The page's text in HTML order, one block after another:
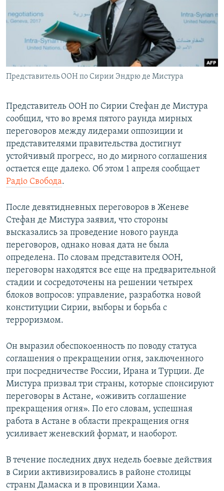
ПОБЕДИТЕЛЕЙ НЕ СУДЯТ?
КРЫМ.НЕПОКОРЕННЫЙ
ELIFBE
УКРАИНСКАЯ ПРОБЛЕМА КРЫМА
Все сайты RFE/RL
Представитель ООН по Сирии Эндрю де Мистура
Представитель ООН по Сирии Стефан де Мистура
сообщил, что во время пятого раунда мирных
переговоров между лидерами оппозиции и
представителями правительства достигнут
устойчивый прогресс, но до мирного соглашения
остается еще далеко. Об этом 1 апреля сообщает
Радіо Свобода.
После девятидневных переговоров в Женеве
Стефан де Мистура заявил, что стороны
высказались за проведение нового раунда
переговоров, однако новая дата не была
определена. По словам представителя ООН,
переговоры находятся все еще на предварительной
стадии и сосредоточены на решении четырех
блоков вопросов: управление, разработка новой
конституции Сирии, выборы и борьба с
терроризмом.
Он выразил обеспокоенность по поводу статуса
соглашения о прекращении огня, заключенного
при посредничестве России, Ирана и Турции. Де
Мистура призвал три страны, которые спонсируют
переговоры в Астане, «оживить соглашение
прекращения огня». По его словам, успешная
работа в Астане в области прекращения огня
усиливает женевский формат, и наоборот.
В течение последних двух недель боевые действия
в Сирии активизировались в районе столицы
страны Дамаска и в провинции Хама.